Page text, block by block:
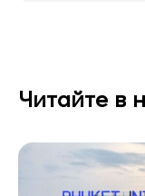
Читайте в